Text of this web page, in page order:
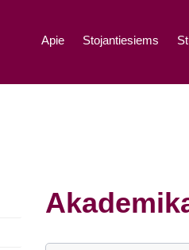
Apie Stojantiesiems